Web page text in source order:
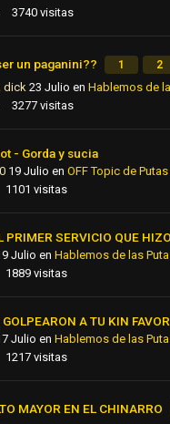
3740 visitas
un paganini?? 1 2
dick 23 Julio en Hablemos de
3277 visitas
- Gorda y sucia
19 Julio en OFF Topic de
1101 visitas
PRIMER SERVICIO QUE
Julio en Hablemos de las
1889 visitas
A TU KIN
Julio en Hablemos de las
1217 visitas
MAYOR EN EL CHINARRO